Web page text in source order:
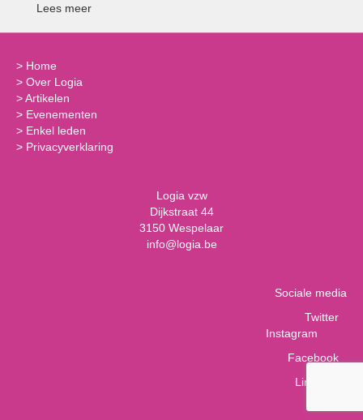
Lees meer
> Home
> Over Logia
>Artikelen
> Evenementen
> Enkel leden
> Privacyverklaring
Logia vzw
Dijkstraat 44
3150 Wespelaar
info@logia.be
Sociale media
Twitter
Instagram
Facebook
LinkedIn